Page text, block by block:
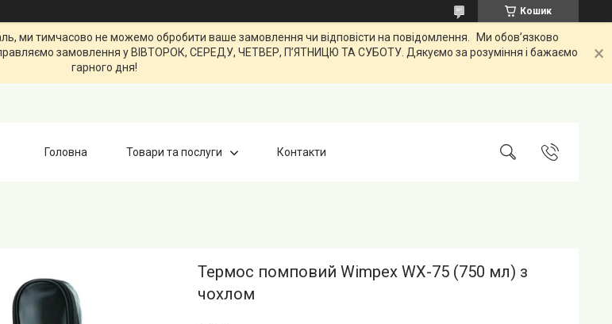
Кошик
не можемо обробити ваше замовлення чи відповісти на повідомлення. Ми обов’язково
замовлення у ВІВТОРОК, СЕРЕДУ, ЧЕТВЕР, ПʼЯТНИЦЮ ТА СУБОТУ. Дякуємо за розуміння і бажаємо
гарного дня!
Головна Товари та послуги Контакти
Термоc помповий Wimpex WX-75 (750 мл) з
чохлом